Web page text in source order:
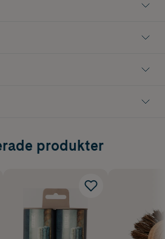
produkter